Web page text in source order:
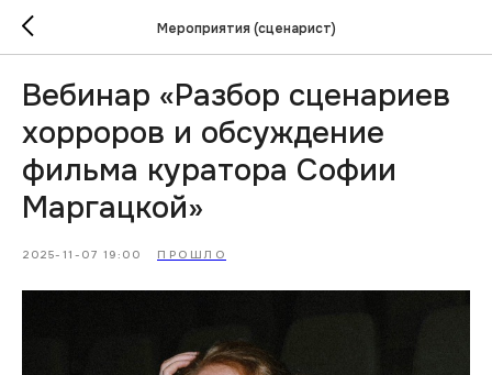
Мероприятия (сценарист)
Вебинар «Разбор сценариев
хорроров и обсуждение
фильма куратора Софии
Маргацкой»
2025-11-07 19:00 ПРОШЛО